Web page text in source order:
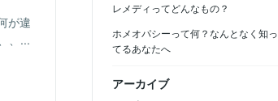
レメディってどんなもの？
ホメオパシーって何？なんとなく知っ
てるあなたへ
アーカイブ
が違
、...